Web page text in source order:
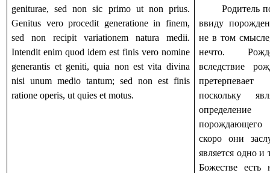
geniturae, sed non sic primo ut non prius.
Genitus vero procedit generatione in finem,
sed non recipit variationem natura medii.
Intendit enim quod idem est finis vero nomine
generantis et geniti, quia non est vita divina
nisi unum medio tantum; sed non est finis
ratione operis, ut quies et motus.
Родитель
ввиду
не в том
нечто.
вследствие
поскольку
скоро они
является одно
Божестве